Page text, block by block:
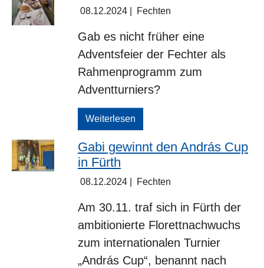
08.12.2024 Fechten
Gab es nicht früher eine
Adventsfeier der Fechter als
Rahmenprogramm zum
Adventturniers?
Weiterlesen
Gabi gewinnt den András Cup
in Fürth
08.12.2024 Fechten
Am 30.11. traf sich in Fürth der
ambitionierte Florettnachwuchs
zum internationalen Turnier
„András Cup“, benannt nach